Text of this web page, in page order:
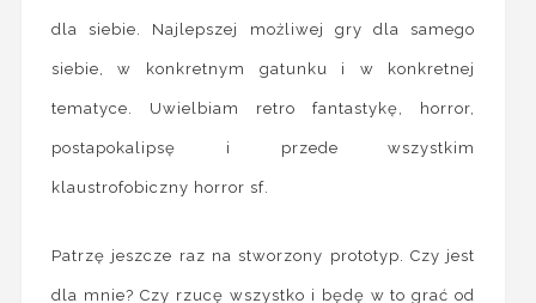
dla siebie. Najlepszej możliwej gry dla samego
siebie, w konkretnym gatunku i w konkretnej
tematyce. Uwielbiam retro fantastykę, horror,
postapokalipsę i przede wszystkim
klaustrofobiczny horror sf.
Patrzę jeszcze raz na stworzony prototyp. Czy jest
dla mnie? Czy rzucę wszystko i będę w to grać od